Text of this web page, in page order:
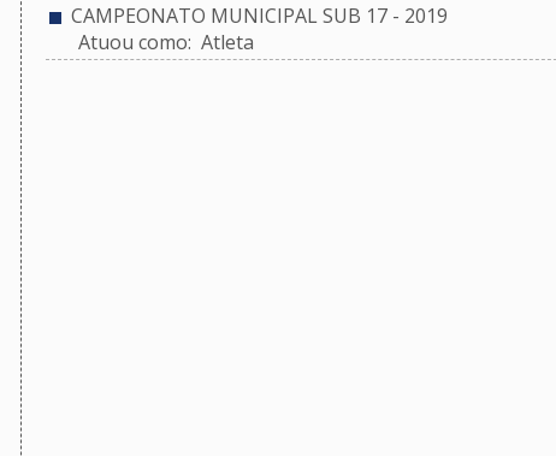
CAMPEONATO MUNICIPAL SUB 17 - 2019
Atuou como: Atleta